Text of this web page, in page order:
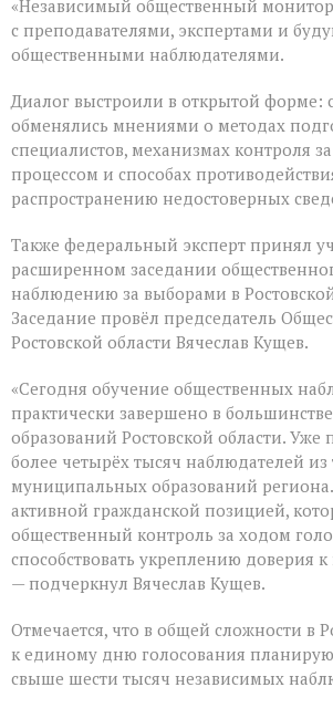
«Независимый общественный
с преподавателями, экспертами и
общественными наблюдателями.
Диалог выстроили в открытой форме:
обменялись мнениями о методах
специалистов, механизмах контроля
процессом и способах
распространению недостоверных
Также федеральный эксперт принял
расширенном заседании
наблюдению за выборами в
Заседание провёл председатель
Ростовской области Вячеслав Кущев.
«Сегодня обучение общественных
практически завершено в
образований Ростовской области. Уже
более четырёх тысяч наблюдателей
муниципальных образований
активной гражданской позицией,
общественный контроль за ходом
способствовать укреплению доверия
— подчеркнул Вячеслав Кущев.
Отмечается, что в общей сложности в
к единому дню голосования
свыше шести тысяч независимых